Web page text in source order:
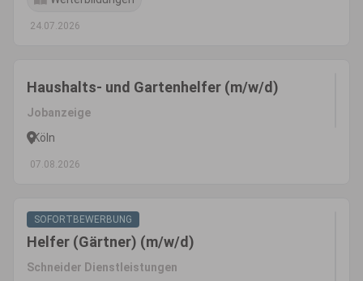
24.07.2026
Haushalts- und Gartenhelfer (m/w/d)
Jobanzeige
Köln
07.08.2026
SOFORTBEWERBUNG
Helfer (Gärtner) (m/w/d)
Schneider Dienstleistungen